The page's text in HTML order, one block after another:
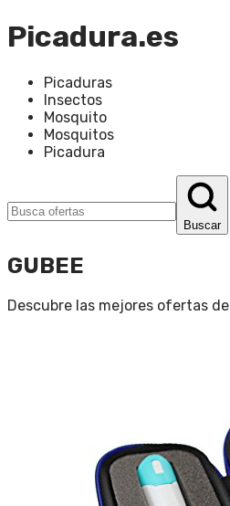
Picadura.es
Picaduras
Insectos
Mosquito
Mosquitos
Picadura
Buscar
GUBEE
Descubre las mejores ofertas de